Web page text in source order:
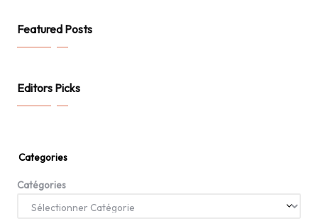
Featured Posts
Editors Picks
Categories
Catégories